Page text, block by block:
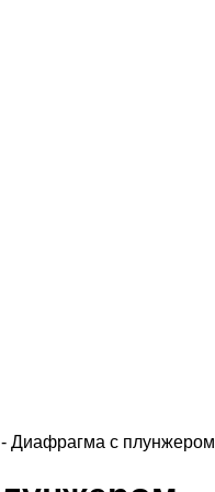
- Диафрагма с плунжером